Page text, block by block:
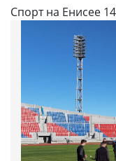
Спорт на Енисее